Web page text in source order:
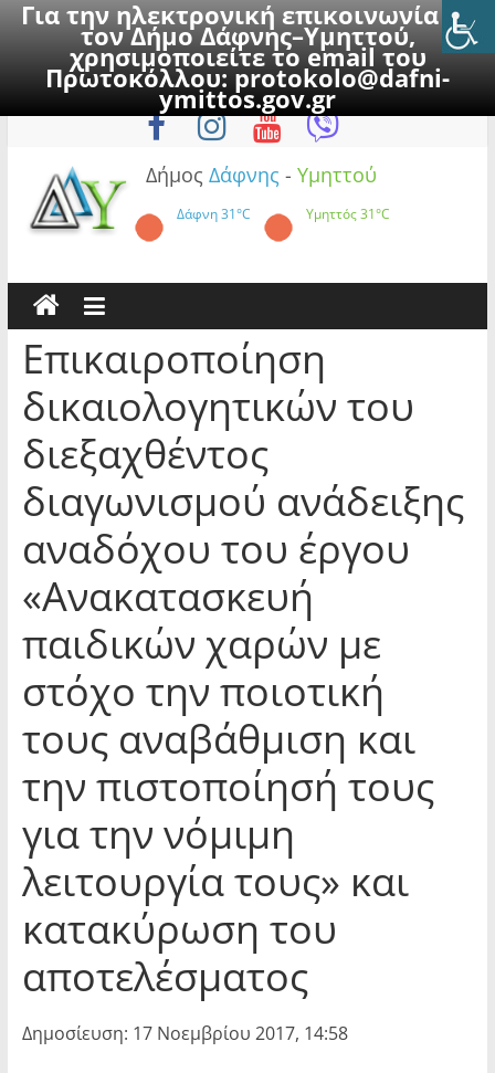
Για την ηλεκτρονική επικοινωνία με
τον Δήμο Δάφνης–Υμηττού,
χρησιμοποιείτε το email του
Πρωτοκόλλου:protokolo@dafni-
ymittos.gov.gr
to
Κυριακή, 9 Αυγούστου 2026
Δήμος Δάφνης - Υμηττού
Δάφνη31°C Υμηττός31°C
Επικαιροποίηση
δικαιολογητικών του
διεξαχθέντος
διαγωνισμού ανάδειξης
αναδόχου του έργου
«Ανακατασκευή
παιδικών χαρών με
στόχο την ποιοτική
τους αναβάθμιση και
την πιστοποίησή τους
για την νόμιμη
λειτουργία τους» και
κατακύρωση του
αποτελέσματος
Δημοσίευση: 17 Νοεμβρίου 2017, 14:58